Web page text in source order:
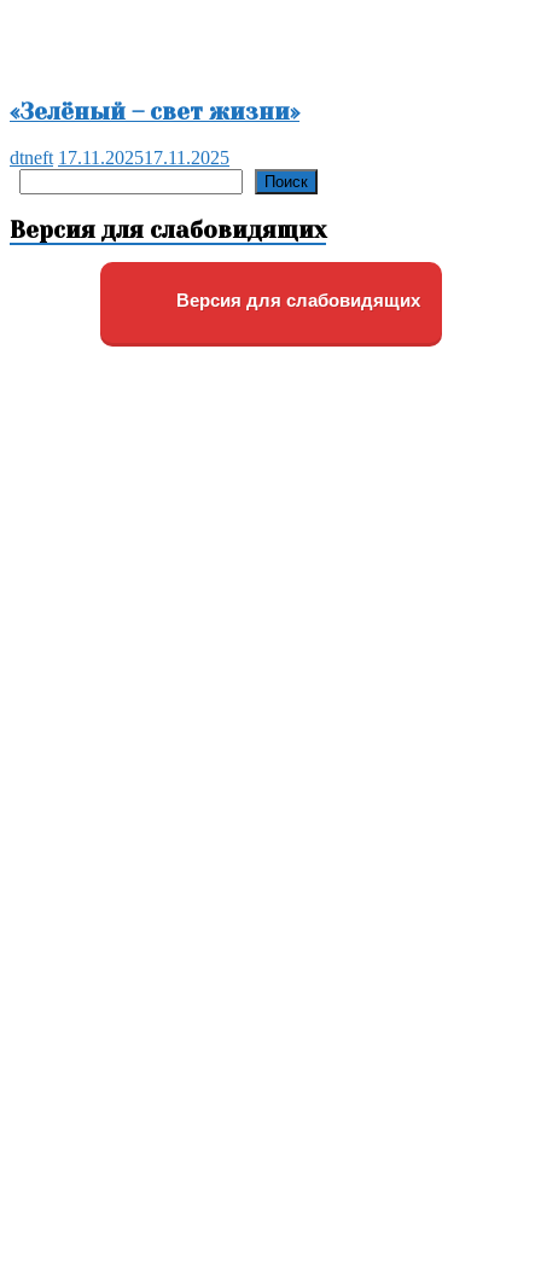
«Зелёный – свет жизни»
dtneft 17.11.202517.11.2025
Поиск
Версия для слабовидящих
Версия для слабовидящих